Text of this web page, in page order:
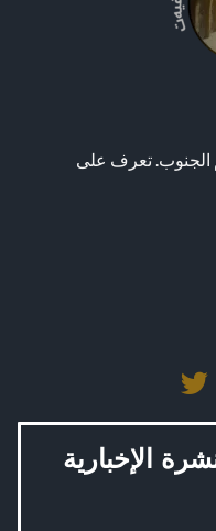
الجنوب. تعرف علی
الإخبارية